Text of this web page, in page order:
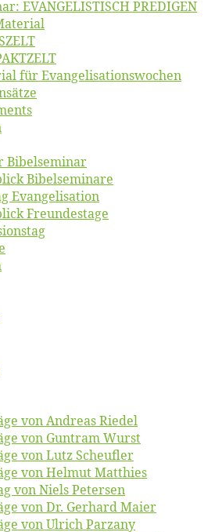
EVANGELISTISCH PREDIGEN
für Evangelisationswochen
Bibelseminar
Bibelseminare
Evangelisation
Freundestage
von An­dre­as Riedel
von Gun­tram Wurst
von Lutz Scheufler
von Hel­mut Matthies
von Niels Petersen
von Dr. Ger­hard Maier
von Ul­rich Parzany